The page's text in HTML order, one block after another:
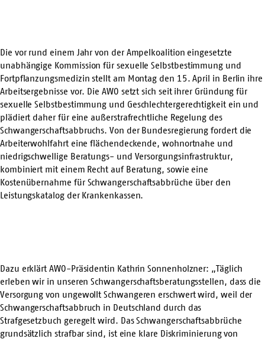
Die vor rund einem Jahr von der Ampelkoalition eingesetzte
unabhängige Kommission für sexuelle Selbstbestimmung und
Fortpflanzungsmedizin stellt am Montag den 15. April in Berlin ihre
Arbeitsergebnisse vor. Die AWO setzt sich seit ihrer Gründung für
sexuelle Selbstbestimmung und Geschlechtergerechtigkeit ein und
plädiert daher für eine außerstrafrechtliche Regelung des
Schwangerschaftsabbruchs. Von der Bundesregierung fordert die
Arbeiterwohlfahrt eine flächendeckende, wohnortnahe und
niedrigschwellige Beratungs- und Versorgungsinfrastruktur,
kombiniert mit einem Recht auf Beratung, sowie eine
Kostenübernahme für Schwangerschaftsabbrüche über den
Leistungskatalog der Krankenkassen.
Dazu erklärt AWO-Präsidentin Kathrin Sonnenholzner: „Täglich
erleben wir in unseren Schwangerschaftsberatungsstellen, dass die
Versorgung von ungewollt Schwangeren erschwert wird, weil der
Schwangerschaftsabbruch in Deutschland durch das
Strafgesetzbuch geregelt wird. Das Schwangerschaftsabbrüche
grundsätzlich strafbar sind, ist eine klare Diskriminierung von